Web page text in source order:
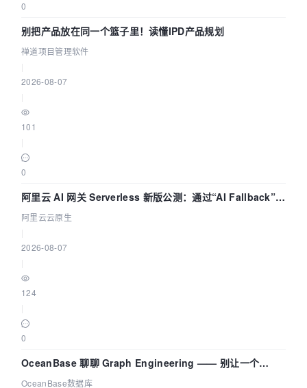
0
别把产品放在同一个篮子里！读懂IPD产品规划
禅道项目管理软件
2026-08-07
101
0
阿里云 AI 网关 Serverless 新版公测：通过“AI Fallback”与
拓扑可视化构建 AI 流量治理底座
阿里云云原生
2026-08-07
124
0
OceanBase 聊聊 Graph Engineering —— 别让一个
Agent 既当运动员又
OceanBase数据库